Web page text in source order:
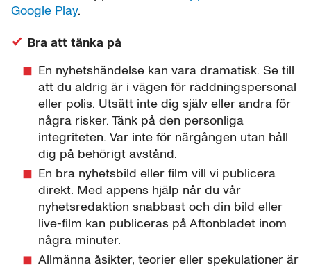
Google Play.
Bra att tänka på
En nyhetshändelse kan vara dramatisk. Se till
att du aldrig är i vägen för räddningspersonal
eller polis. Utsätt inte dig själv eller andra för
några risker. Tänk på den personliga
integriteten. Var inte för närgången utan håll
dig på behörigt avstånd.
En bra nyhetsbild eller film vill vi publicera
direkt. Med appens hjälp når du vår
nyhetsredaktion snabbast och din bild eller
live-film kan publiceras på Aftonbladet inom
några minuter.
Allmänna åsikter, teorier eller spekulationer är